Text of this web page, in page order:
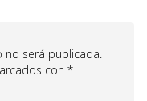
no será publicada.
con *